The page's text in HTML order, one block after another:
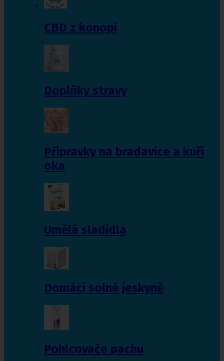
CBD z konopí
Doplňky stravy
Přípravky na bradavice a kuří
oka
Umělá sladidla
Domácí solné jeskyně
Pohlcovače pachu